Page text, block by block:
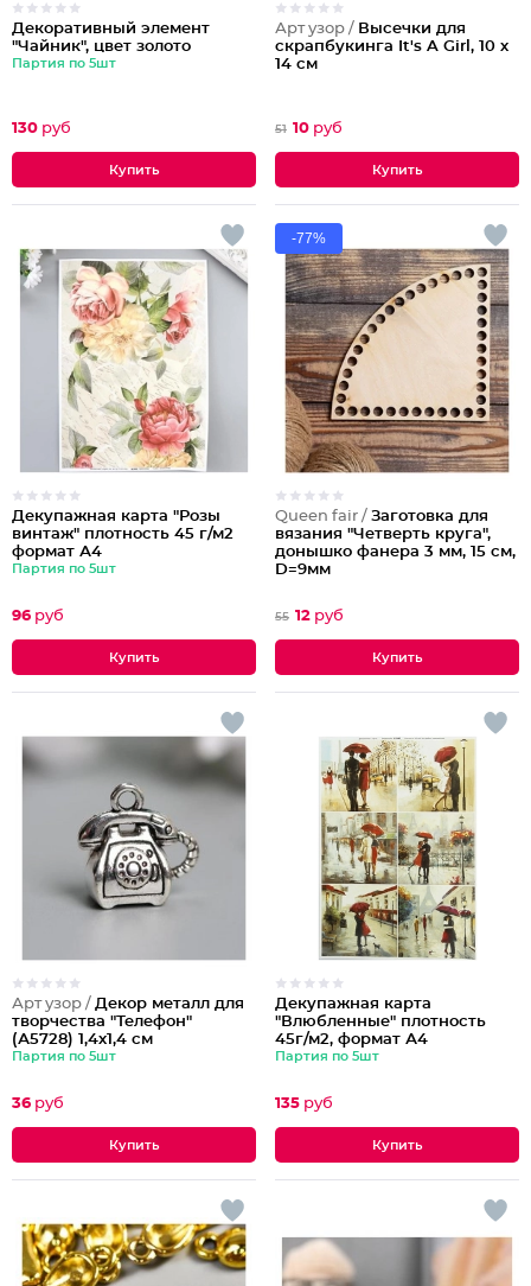
Декоративный элемент
"Чайник", цвет золото
Партия по 5шт
130 руб
Арт узор / Высечки для
скрапбукинга It's A Girl, 10 х
14 см
51 10 руб
Декупажная карта "Розы
винтаж" плотность 45 г/м2
формат А4
Партия по 5шт
96 руб
-77%
Queen fair / Заготовка для
вязания "Четверть круга",
донышко фанера 3 мм, 15 см,
D=9мм
55 12 руб
Арт узор / Декор металл для
творчества "Телефон"
(А5728) 1,4х1,4 см
Партия по 5шт
36 руб
Декупажная карта
"Влюбленные" плотность
45г/м2, формат А4
Партия по 5шт
135 руб